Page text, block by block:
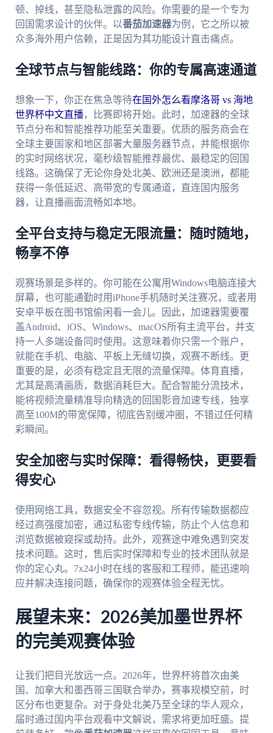
顿、掉线，甚至隐私泄露的风险。你需要的是一个专为
回国需求设计的伙伴。以番茄加速器为例，它之所以被
众多海外用户信赖，正是因为其功能设计直击痛点。
全球节点与智能线路：你的专属高速通道
想象一下，你正在焦急等待在国外怎么看摩洛哥 vs 海地
世界杯中文直播，比赛即将开始。此时，加速器的全球
节点分布和智能推荐功能至关重要。优质的服务商会在
全球主要国家和地区部署大量服务器节点，并能根据你
的实时网络状况，毫秒级智能推荐最优、最稳定的回国
线路。这确保了无论你身处北美、欧洲还是澳洲，都能
获得一条低延迟、高带宽的专属通道，直连国内服务
器，让直播画面流畅如本地。
全平台支持与稳定无限流量：随时随地，
畅享不停
观赛场景是多样的。你可能在公寓用Windows电脑连接大
屏幕，也可能通勤时用iPhone手机随时关注赛况，或者用
安卓平板在图书馆偷闲看一会儿。因此，加速器需要覆
盖Android、iOS、Windows、macOS所有主流平台，并支
持一人多端设备同时使用。这意味着你只需一个账户，
就能在手机、电脑、平板上无缝切换，观赛不断线。更
重要的是，必须有稳定且无限的流量保障。体育直播，
尤其是高清画质，数据消耗巨大。配合智能分流技术，
能将视频流量精准导向精选的回国影音加速专线，独享
高至100M的带宽保障，彻底告别缓冲圈，不错过任何精
彩瞬间。
安全加密与实时保障：看得畅快，更要看
得安心
使用网络工具，数据安全不容忽视。所有传输数据都应
经过高强度加密，通过私密专线传输，防止个人信息和
浏览数据被窥探或劫持。此外，观赛途中难免遇到突发
技术问题。这时，售后实时保障和专业的技术团队就是
你的定心丸。7x24小时在线的客服和工程师，能迅速响
应并解决连接问题，确保你的观赛体验全程无忧。
展望未来：2026美加墨世界杯
的完美观赛体验
让我们把目光放远一点。2026年，世界杯将首次由美
国、加拿大和墨西哥三国联合举办，赛事规模空前，时
区分布也更复杂。对于身处北美乃至全球的华人观众，
届时通过国内平台观看中文解说，需求将更加旺盛。提